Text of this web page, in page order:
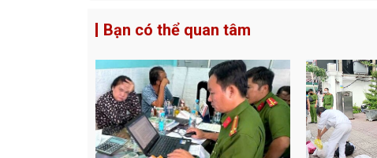
Bạn có thể quan tâm